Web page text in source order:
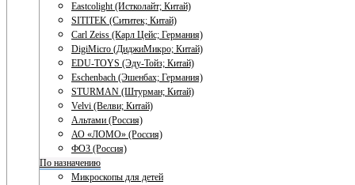
Eastcolight (Истколайт; Китай)
SITITEK (Сититек; Китай)
Carl Zeiss (Карл Цейс; Германия)
DigiMicro (ДиджиМикро; Китай)
EDU-TOYS (Эду-Тойз; Китай)
Eschenbach (Эшенбах; Германия)
STURMAN (Штурман; Китай)
Velvi (Велви; Китай)
Альтами (Россия)
АО «ЛОМО» (Россия)
ФОЗ (Россия)
По назначению
Микроскопы для детей